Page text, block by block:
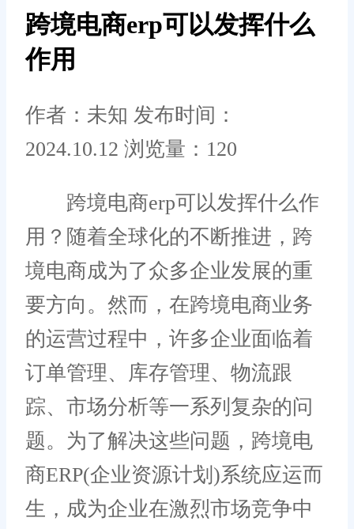
跨境电商erp可以发挥什么
作用
作者：未知 发布时间：
2024.10.12 浏览量：120
跨境电商erp可以发挥什么作
用？随着全球化的不断推进，跨
境电商成为了众多企业发展的重
要方向。然而，在跨境电商业务
的运营过程中，许多企业面临着
订单管理、库存管理、物流跟
踪、市场分析等一系列复杂的问
题。为了解决这些问题，跨境电
商ERP(企业资源计划)系统应运而
生，成为企业在激烈市场竞争中